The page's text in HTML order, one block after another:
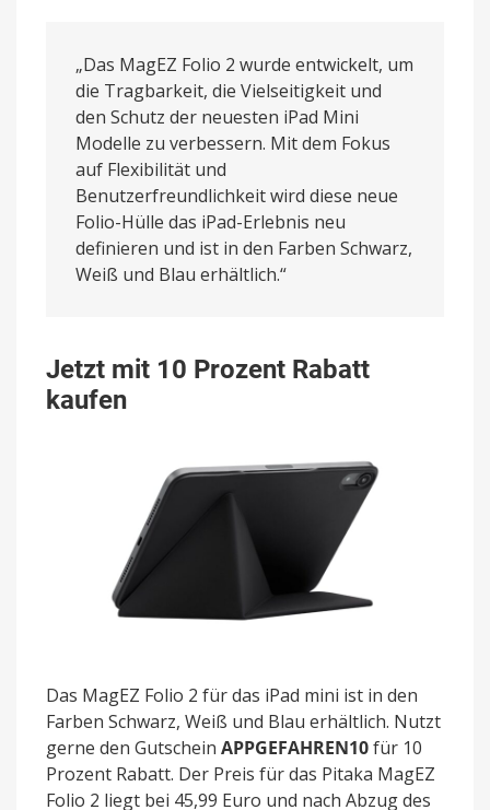
„Das MagEZ Folio 2 wurde entwickelt, um
die Tragbarkeit, die Vielseitigkeit und
den Schutz der neuesten iPad Mini
Modelle zu verbessern. Mit dem Fokus
auf Flexibilität und
Benutzerfreundlichkeit wird diese neue
Folio-Hülle das iPad-Erlebnis neu
definieren und ist in den Farben Schwarz,
Weiß und Blau erhältlich.“
Jetzt mit 10 Prozent Rabatt
kaufen
Das MagEZ Folio 2 für das iPad mini ist in den
Farben Schwarz, Weiß und Blau erhältlich. Nutzt
gerne den Gutschein APPGEFAHREN10für 10
Prozent Rabatt. Der Preis für das Pitaka MagEZ
Folio 2 liegt bei 45,99 Euro und nach Abzug des